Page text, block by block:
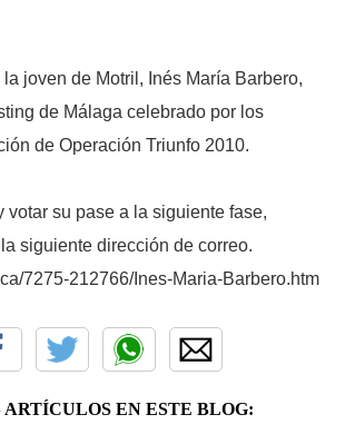
joven de Motril, Inés María Barbero,
de Málaga celebrado por los
de Operación Triunfo 2010.
votar su pase a la siguiente fase,
siguiente dirección de correo.
7275-212766/Ines-Maria-Barbero.htm
ARTÍCULOS EN ESTE BLOG: